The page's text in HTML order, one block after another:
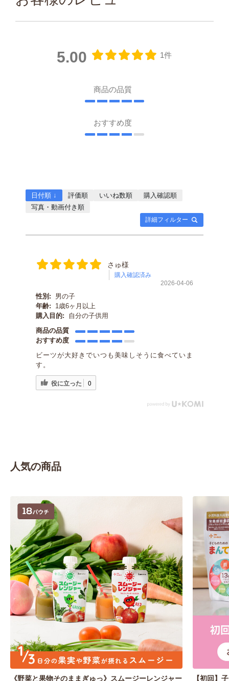
5.00 1件
商品の品質
おすすめ度
詳細フィルター
日付順 ↓ 評価順 いいね数順
購入確認順
写真・動画付き順
さゅ様
購入確認済み
2026-04-06
性別:
男の子
年齢:
1歳6ヶ月以上
購入目的:
自分の子供用
商品の品質
おすすめ度
ビーツが大好きでいつも美味しそうに食べていま
す。
役に立った 0
人気の商品
《野菜と果物そのままぎゅっ》スムージーレンジャー
【初回】